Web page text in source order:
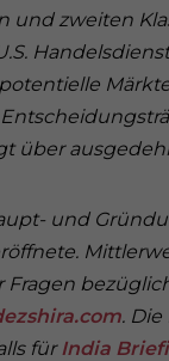
und zweiten
potentielle
über
und
.
fürIndia